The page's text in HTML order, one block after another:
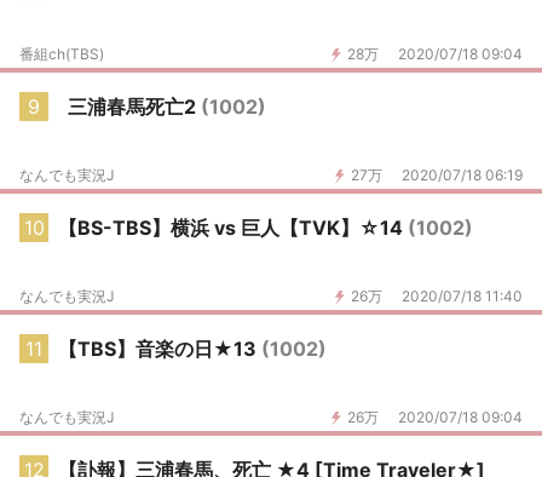
28万 2020/07/18 09:04
番組ch(TBS)
9 三浦春馬死亡2 (1002)
27万 2020/07/18 06:19
なんでも実況J
10 【BS-TBS】横浜 vs 巨人【TVK】☆14 (1002)
26万 2020/07/18 11:40
なんでも実況J
11 【TBS】音楽の日★13 (1002)
26万 2020/07/18 09:04
なんでも実況J
12
【訃報】三浦春馬、死亡 ★4 [Time Traveler★]